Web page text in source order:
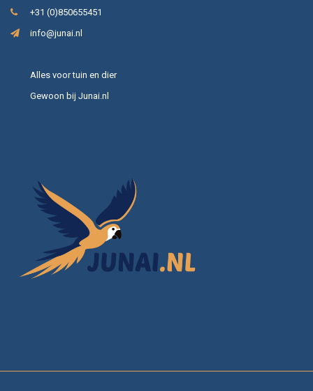
+31 (0)850655451
info@junai.nl
Alles voor tuin en dier
Gewoon bij Junai.nl